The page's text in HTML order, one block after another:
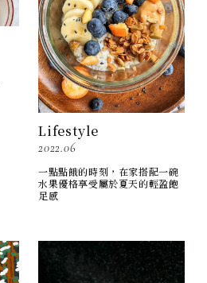
Lifestyle
2022.06
一點點餓的時刻，在家搭配一碗
水果優格享受屬於夏天的輕盈飽
足感